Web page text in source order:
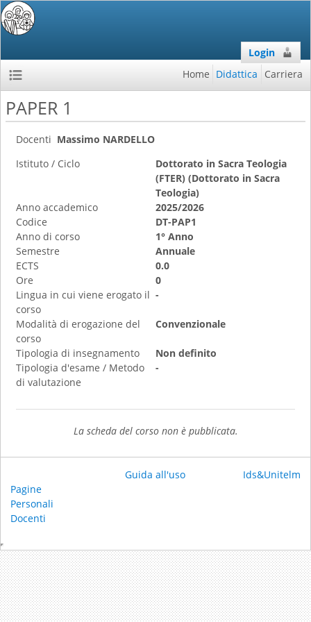
Login
Home Didattica Carriera
PAPER 1
Docenti Massimo NARDELLO
Istituto / Ciclo
Dottorato in Sacra Teologia
(FTER) (Dottorato in Sacra
Teologia)
Anno accademico
2025/2026
Codice
DT-PAP1
Anno di corso
1° Anno
Semestre
Annuale
ECTS
0.0
Ore
0
Lingua in cui viene erogato il
corso
-
Modalità di erogazione del
corso
Convenzionale
Tipologia di insegnamento
Non definito
Tipologia d'esame / Metodo
di valutazione
-
La scheda del corso non è pubblicata.
Pagine
Personali
Docenti
Guida all'uso Ids&Unitelm